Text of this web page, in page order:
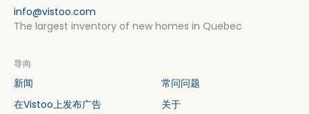
info@vistoo.com
The largest inventory of new homes in Quebec
导向
新闻
常问问题
在Vistoo上发布广告
关于